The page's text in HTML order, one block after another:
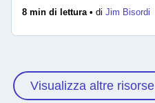
8 min di lettura • di Jim Bisordi
Visualizza altre risorse